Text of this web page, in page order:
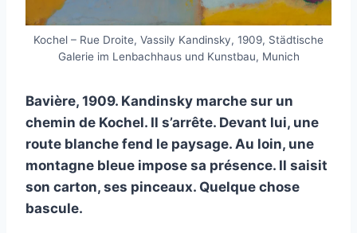
Kochel – Rue Droite, Vassily Kandinsky, 1909, Städtische
Galerie im Lenbachhaus und Kunstbau, Munich
Bavière, 1909. Kandinsky marche sur un
chemin de Kochel. Il s’arrête. Devant lui, une
route blanche fend le paysage. Au loin, une
montagne bleue impose sa présence. Il saisit
son carton, ses pinceaux. Quelque chose
bascule.